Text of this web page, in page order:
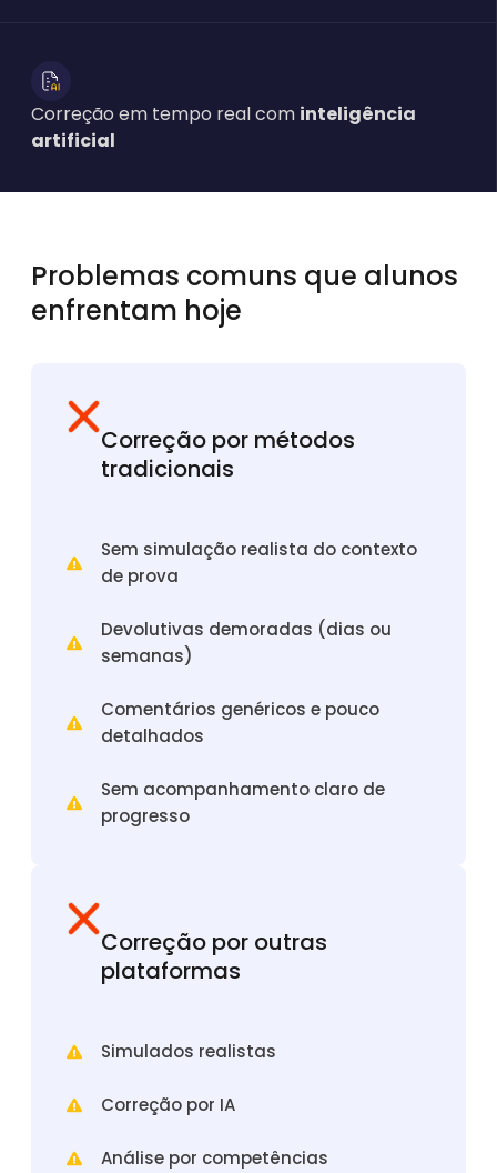
Correção em tempo real com inteligência
artificial
Problemas comuns que alunos
enfrentam hoje
Correção por métodos
tradicionais
Sem simulação realista do contexto
de prova
Devolutivas demoradas (dias ou
semanas)
Comentários genéricos e pouco
detalhados
Sem acompanhamento claro de
progresso
Correção por outras
plataformas
Simulados realistas
Correção por IA
Análise por competências